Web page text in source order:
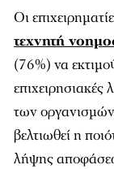
Οι
τεχνητή
(76%) να
επιχειρησιακές
των
βελτιωθεί η
λήψης